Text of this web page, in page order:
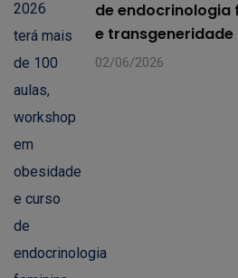
de endocrinologia
e transgeneridade
02/06/2026